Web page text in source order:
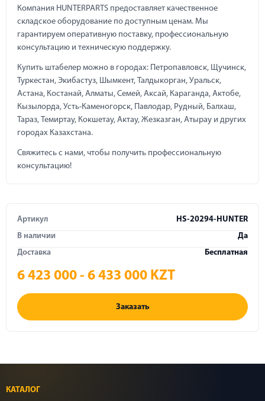
Компания HUNTERPARTS предоставляет качественное
складское оборудование по доступным ценам. Мы
гарантируем оперативную поставку, профессиональную
консультацию и техническую поддержку.
Купить штабелер можно в городах: Петропавловск, Щучинск,
Туркестан, Экибастуз, Шымкент, Талдыкорган, Уральск,
Астана, Костанай, Алматы, Семей, Аксай, Караганда, Актобе,
Кызылорда, Усть-Каменогорск, Павлодар, Рудный, Балхаш,
Тараз, Темиртау, Кокшетау, Актау, Жезказган, Атырау и других
городах Казахстана.
Свяжитесь с нами, чтобы получить профессиональную
консультацию!
Артикул
HS-20294-HUNTER
В наличии
Да
Доставка
Бесплатная
6 423 000 - 6 433 000 KZT
Заказать
КАТАЛОГ